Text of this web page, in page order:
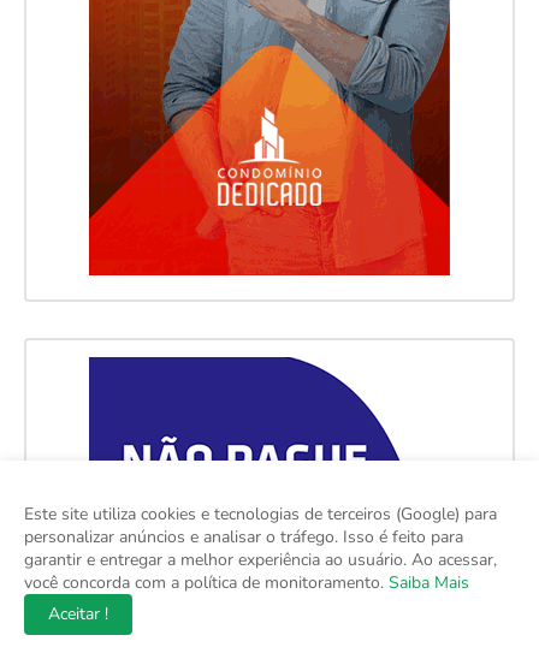
Este site utiliza cookies e tecnologias de terceiros (Google) para
personalizar anúncios e analisar o tráfego. Isso é feito para
garantir e entregar a melhor experiência ao usuário. Ao acessar,
você concorda com a política de monitoramento. Saiba Mais
Aceitar !